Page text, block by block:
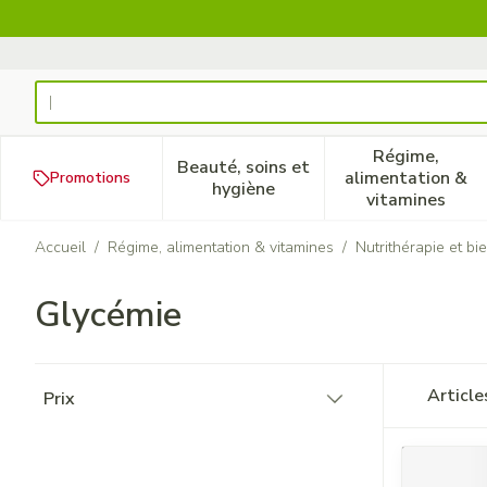
Rechercher
Promotions
Beauté, soins et
hygièneAfficher le sous-menu pour
Régime,
alimentation &
vitamines
Afficher
Accueil / Régime, alimentation & vitamines / Nutrithérapie et
Glycémie
Prix